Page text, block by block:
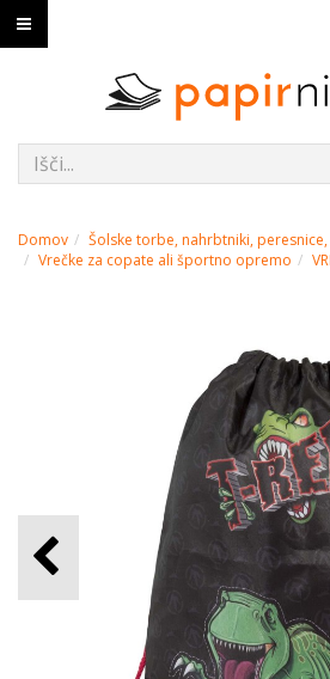
Domov
Šolske torbe, nahrbtniki, peresnice,
Vrečke za copate ali športno opremo